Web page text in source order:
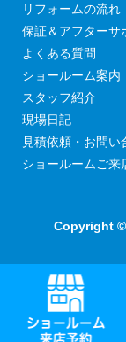
リフォームの流れ
保証＆アフターサ
よくある質問
ショールーム案内
スタッフ紹介
現場日記
見積依頼・お問い
ショールームご来
Copyright ©